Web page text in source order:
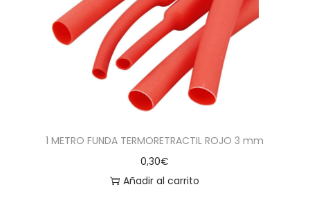
1 METRO FUNDA TERMORETRACTIL ROJO 3 mm
0,30€
Añadir al carrito